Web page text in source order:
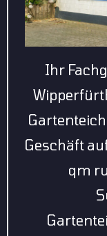
Ihr
Geschäft
qm